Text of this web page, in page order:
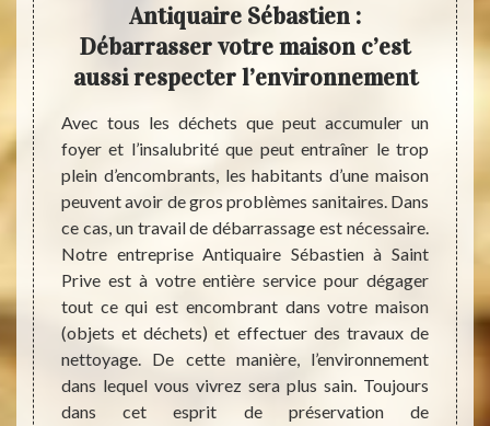
en
en
le
de
en
à
haut
à
Antiquaire Sébastien :
Débarrasser votre maison c’est
aussi respecter l’environnement
Avec tous les déchets que peut accumuler un
foyer et l’insalubrité que peut entraîner le trop
plein d’encombrants, les habitants d’une maison
peuvent avoir de gros problèmes sanitaires. Dans
ce cas, un travail de débarrassage est nécessaire.
Notre entreprise Antiquaire Sébastien à Saint
Prive est à votre entière service pour dégager
tout ce qui est encombrant dans votre maison
(objets et déchets) et effectuer des travaux de
nettoyage. De cette manière, l’environnement
dans lequel vous vivrez sera plus sain. Toujours
dans cet esprit de préservation de
une
que
à